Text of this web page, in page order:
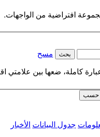
افتراضية من الواجهات.
بحث مسح
كاملة، ضعها بين علامتي
حسب
جدول البيانات الأخبار